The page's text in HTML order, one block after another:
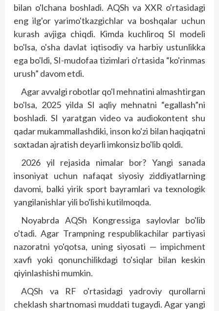
bilan o'lchana boshladi. AQSh va XXR o'rtasidagi
eng ilg'or yarimo'tkazgichlar va boshqalar uchun
kurash avjiga chiqdi. Kimda kuchliroq SI modeli
bo'lsa, o'sha davlat iqtisodiy va harbiy ustunlikka
ega bo'ldi, SI-mudofaa tizimlari o'rtasida “ko'rinmas
urush” davom etdi.
Agar avvalgi robotlar qo'l mehnatini almashtirgan
bo'lsa, 2025 yilda SI aqliy mehnatni “egallash”ni
boshladi. SI yaratgan video va audiokontent shu
qadar mukammallashdiki, inson ko'zi bilan haqiqatni
soxtadan ajratish deyarli imkonsiz bo'lib qoldi.
2026 yil rejasida nimalar bor? Yangi sanada
insoniyat uchun nafaqat siyosiy ziddiyatlarning
davomi, balki yirik sport bayramlari va texnologik
yangilanishlar yili bo'lishi kutilmoqda.
Noyabrda AQSh Kongressiga saylovlar bo'lib
o'tadi. Agar Trampning respublikachilar partiyasi
nazoratni yo'qotsa, uning siyosati — impichment
xavfi yoki qonunchilikdagi to'siqlar bilan keskin
qiyinlashishi mumkin.
AQSh va RF o'rtasidagi yadroviy qurollarni
cheklash shartnomasi muddati tugaydi. Agar yangi